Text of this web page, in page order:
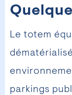
Le totem
parkings